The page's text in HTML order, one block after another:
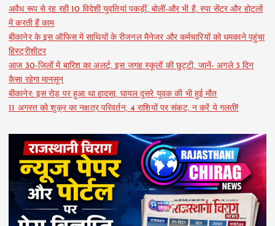
अवैध रूप से रह रही 10 विदेशी युवतियां पकड़ीं, बोलीं-और भी है, स्पा सेंटर और होटलों
में करती हैं काम
बीकानेर के इस ऑफिस में साथियों के रीजनल मैनेजर और कर्मचारियों को धमकाने पहुंचा
हिस्ट्रीशीटर
आज 30-जिलों में बारिश का अलर्ट, इस जगह स्कूलों की छुट्टी, जानें- अगले 3 दिन
कैसा रहेगा मानसून
बीकानेर: इस रोड़ पर हुआ था हादसा, घायल दूसरे युवक की भी हुई मौत
11 अगस्त को शुक्र का नक्षत्र परिवर्तन, 4 राशियों पर संकट, न करें ये गलती!